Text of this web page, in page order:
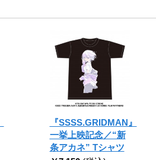
『SSSS.GRIDMAN』
一挙上映記念／“新
条アカネ” Tシャツ